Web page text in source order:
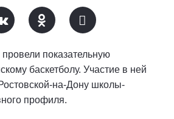
показательную
баскетболу. Участие в ней
на-Дону школы-
профиля.